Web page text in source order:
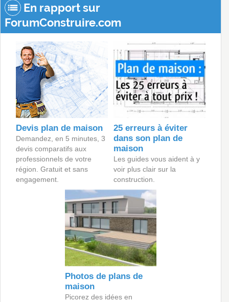
En rapport sur
ForumConstruire.com
Devis plan de maison
Demandez, en 5 minutes, 3
devis comparatifs aux
professionnels de votre
région. Gratuit et sans
engagement.
25 erreurs à éviter
dans son plan de
maison
Les guides vous aident à y
voir plus clair sur la
construction.
Photos de plans de
maison
Picorez des idées en